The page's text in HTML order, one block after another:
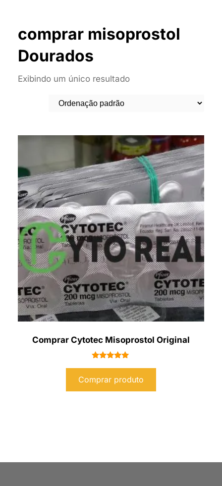
comprar misoprostol
Dourados
Exibindo um único resultado
Comprar Cytotec Misoprostol Original
de 5
Comprar produto